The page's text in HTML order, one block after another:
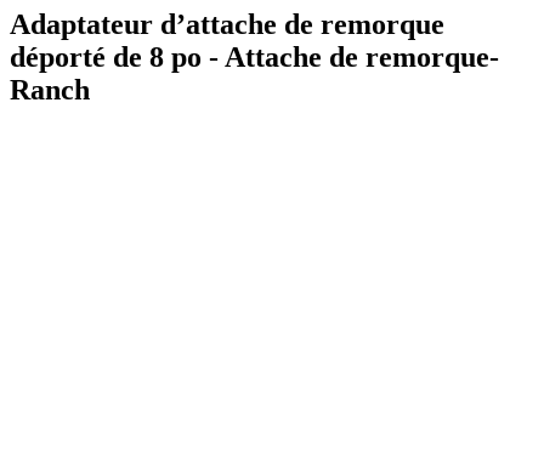
Adaptateur d’attache de remorque
déporté de 8 po - Attache de remorque-
Ranch